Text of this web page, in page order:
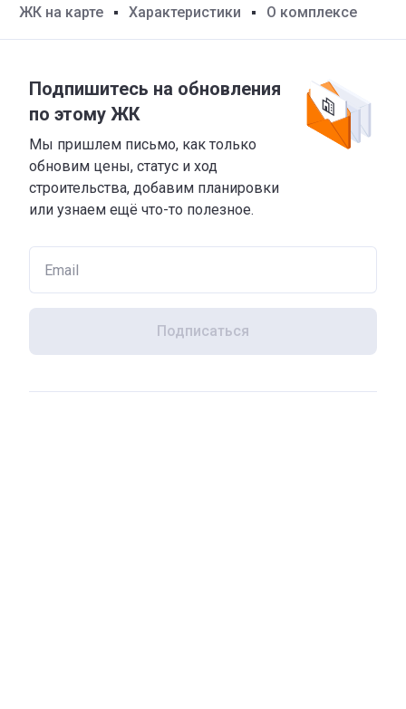
ЖК на карте Характеристики О комплексе
Подпишитесь на обновления
по этому ЖК
Мы пришлем письмо, как только
обновим цены, статус и ход
строительства, добавим планировки
или узнаем ещё что-то полезное.
Подписаться